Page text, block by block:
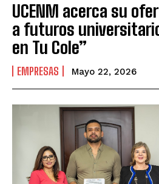
UCENM acerca su
a futuros
en Tu Cole”
EMPRESAS Mayo 22, 2026